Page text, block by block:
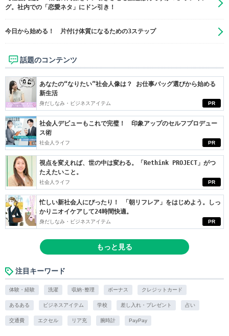
グ。社内での「恋愛ネタ」にドン引き！
今日から始める！ 片付け体質になるための3ステップ
話題のコンテンツ
PR
あなたの“なりたい”社会人像は？ お仕事バッグ選びから始める
新生活
身だしなみ・ビジネスアイテム
PR
社会人デビューもこれで完璧！ 印象アップのセルフプロデュー
ス術
社会人ライフ
PR
視点を変えれば、世の中は変わる。「Rethink PROJECT」がつ
たえたいこと。
社会人ライフ
PR
忙しい新社会人にぴったり！ 「朝リフレア」をはじめよう。しっ
かりニオイケアして24時間快適。
身だしなみ・ビジネスアイテム
もっと見る
注目キーワード
体験・経験 洗濯 収納･整理 ボーナス クレジットカード
あるある ビジネスアイテム 学校 差し入れ・プレゼント 占い
交通費 エクセル リア充 腕時計 PayPay